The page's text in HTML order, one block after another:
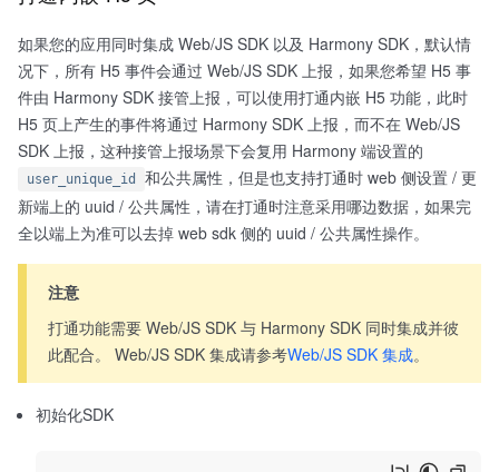
如果您的应用同时集成 Web/JS SDK 以及 Harmony SDK，默认情
况下，所有 H5 事件会通过 Web/JS SDK 上报，如果您希望 H5 事
件由 Harmony SDK 接管上报，可以使用打通内嵌 H5 功能，此时
H5 页上产生的事件将通过 Harmony SDK 上报，而不在 Web/JS
SDK 上报，这种接管上报场景下会复用 Harmony 端设置的
user_unique_id
和公共属性，但是也支持打通时 web 侧设置 / 更
新端上的 uuid / 公共属性，请在打通时注意采用哪边数据，如果完
全以端上为准可以去掉 web sdk 侧的 uuid / 公共属性操作。
注意
打通功能需要 Web/JS SDK 与 Harmony SDK 同时集成并彼
此配合。 Web/JS SDK 集成请参考Web/JS SDK 集成。
初始化SDK